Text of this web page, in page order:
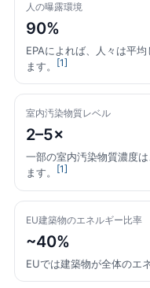
人の曝露環境
90%
EPAによれば、人々は平
ます。
[1]
室内汚染物質レベル
2–5×
一部の室内汚染物質濃度
ます。
[1]
EU建築物のエネルギー比率
~40%
EUでは建築物が全体のエ